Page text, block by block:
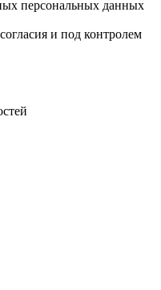
персональных данных
и под контролем